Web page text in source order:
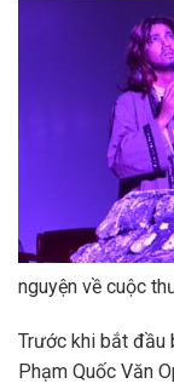
nguyện về cuộc
Trước khi bắt đầu
Phạm Quốc Văn